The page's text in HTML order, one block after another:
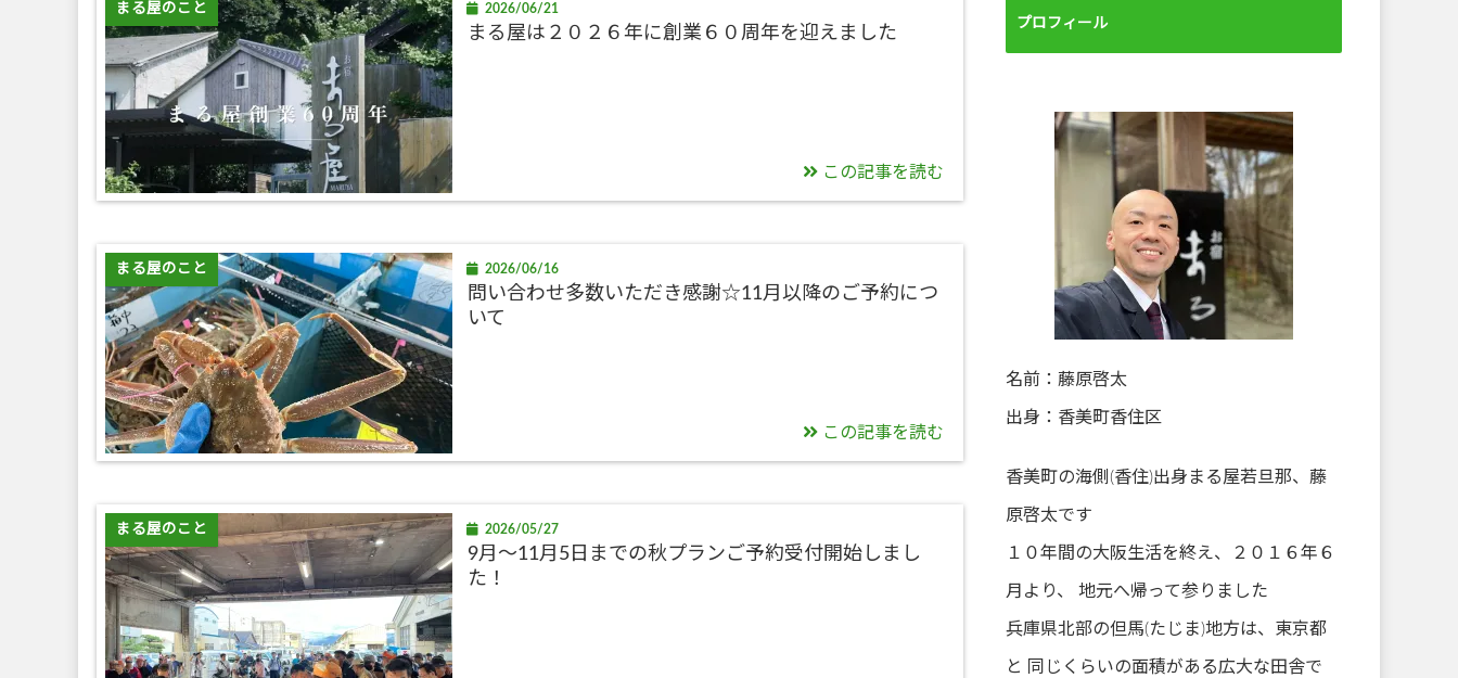
まる屋のこと 2026/06/21
まる屋は２０２６年に創業６０周年を迎えました
この記事を読む
まる屋のこと 2026/06/16
問い合わせ多数いただき感謝☆11月以降のご予約につ
いて
この記事を読む
まる屋のこと 2026/05/27
9月～11月5日までの秋プランご予約受付開始しまし
た！
プロフィール
名前：藤原啓太
出身：香美町香住区
香美町の海側(香住)出身まる屋若旦那、藤
原啓太です
１０年間の大阪生活を終え、２０１６年６
月より、 地元へ帰って参りました
兵庫県北部の但馬(たじま)地方は、東京都
と 同じくらいの面積がある広大な田舎で